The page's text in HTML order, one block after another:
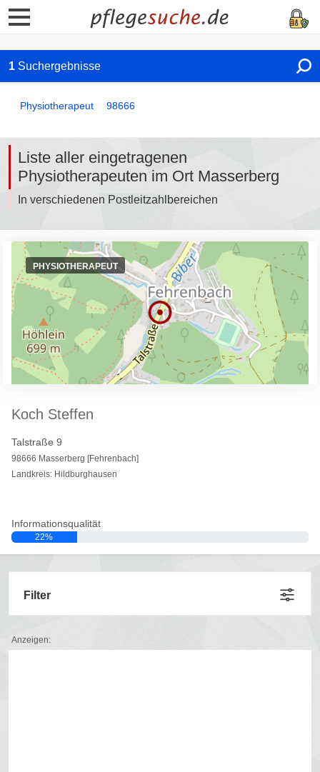
1 Suchergebnisse
Physiotherapeut 98666
Liste aller eingetragenen
Physiotherapeuten im Ort Masserberg
In verschiedenen Postleitzahlbereichen
PHYSIOTHERAPEUT
Koch Steffen
Talstraße 9
98666 Masserberg [Fehrenbach]
Landkreis: Hildburghausen
Informationsqualität
22%
Filter
Anzeigen: